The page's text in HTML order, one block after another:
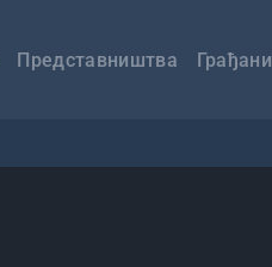
Представништва Грађани